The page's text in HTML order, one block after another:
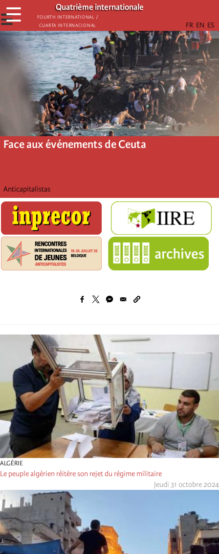
Aller
au
contenu
principal
Quatrième internationale
Fourth International /
Cuarta Internacional
☰
☰
Face aux événements de Ceuta
Anticapitalistas
ALGÉRIE
Le peuple algérien réitère son rejet du régime militaire
Jeudi 31 octobre 2024